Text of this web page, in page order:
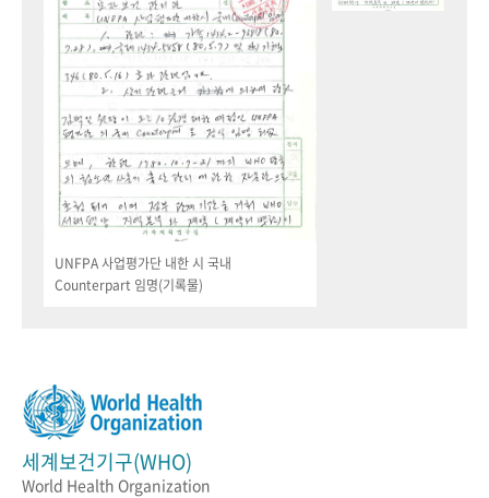
UNFPA 사업평가단 내한 시 국내
Counterpart 임명(기록물)
세계보건기구(WHO)
World Health Organization